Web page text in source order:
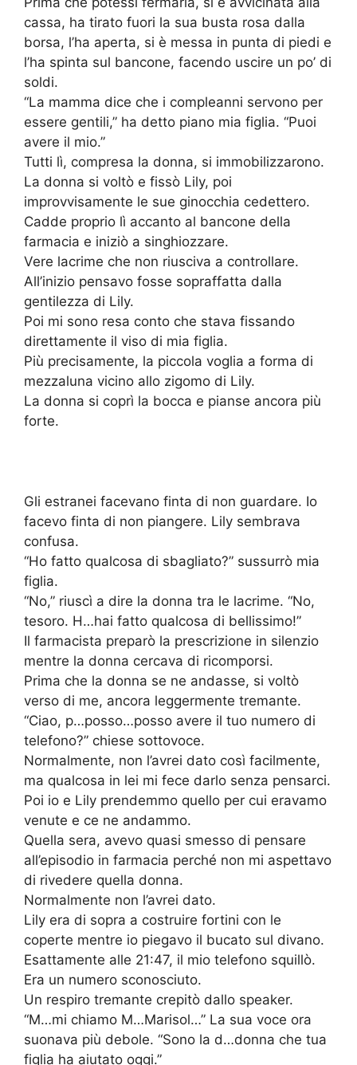
cassa, ha tirato fuori la sua busta rosa dalla
borsa, l’ha aperta, si è messa in punta di piedi e
l’ha spinta sul bancone, facendo uscire un po’ di
soldi.
“La mamma dice che i compleanni servono per
essere gentili,” ha detto piano mia figlia. “Puoi
avere il mio.”
Tutti lì, compresa la donna, si immobilizzarono.
La donna si voltò e fissò Lily, poi
improvvisamente le sue ginocchia cedettero.
Cadde proprio lì accanto al bancone della
farmacia e iniziò a singhiozzare.
Vere lacrime che non riusciva a controllare.
All’inizio pensavo fosse sopraffatta dalla
gentilezza di Lily.
Poi mi sono resa conto che stava fissando
direttamente il viso di mia figlia.
Più precisamente, la piccola voglia a forma di
mezzaluna vicino allo zigomo di Lily.
La donna si coprì la bocca e pianse ancora più
forte.
Gli estranei facevano finta di non guardare. Io
facevo finta di non piangere. Lily sembrava
confusa.
“Ho fatto qualcosa di sbagliato?” sussurrò mia
figlia.
“No,” riuscì a dire la donna tra le lacrime. “No,
tesoro. H…hai fatto qualcosa di bellissimo!”
Il farmacista preparò la prescrizione in silenzio
mentre la donna cercava di ricomporsi.
Prima che la donna se ne andasse, si voltò
verso di me, ancora leggermente tremante.
“Ciao, p…posso…posso avere il tuo numero di
telefono?” chiese sottovoce.
Normalmente, non l’avrei dato così facilmente,
ma qualcosa in lei mi fece darlo senza pensarci.
Poi io e Lily prendemmo quello per cui eravamo
venute e ce ne andammo.
Quella sera, avevo quasi smesso di pensare
all’episodio in farmacia perché non mi aspettavo
di rivedere quella donna.
Normalmente non l’avrei dato.
Lily era di sopra a costruire fortini con le
coperte mentre io piegavo il bucato sul divano.
Esattamente alle 21:47, il mio telefono squillò.
Era un numero sconosciuto.
Un respiro tremante crepitò dallo speaker.
“M…mi chiamo M…Marisol…” La sua voce ora
suonava più debole. “Sono la d…donna che tua
figlia ha aiutato oggi.”